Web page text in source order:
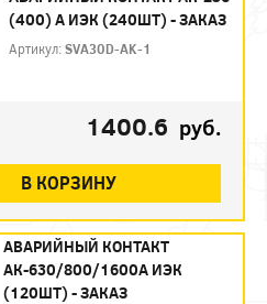
(400) А ИЭК (240ШТ) - ЗАКАЗ
Артикул:SVA30D-AK-1
1400.6 руб.
В КОРЗИНУ
АВАРИЙНЫЙ КОНТАКТ
АК-630/800/1600А ИЭК
(120ШТ) - ЗАКАЗ